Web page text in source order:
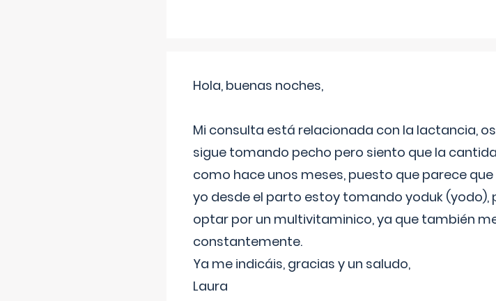
Hola, buenas noches,
Mi consulta está relacionada con la lactancia,
sigue tomando pecho pero siento que la
como hace unos meses, puesto que parece
yo desde el parto estoy tomando yoduk
optar por un multivitaminico, ya que también
constantemente.
Ya me indicáis, gracias y un saludo,
Laura